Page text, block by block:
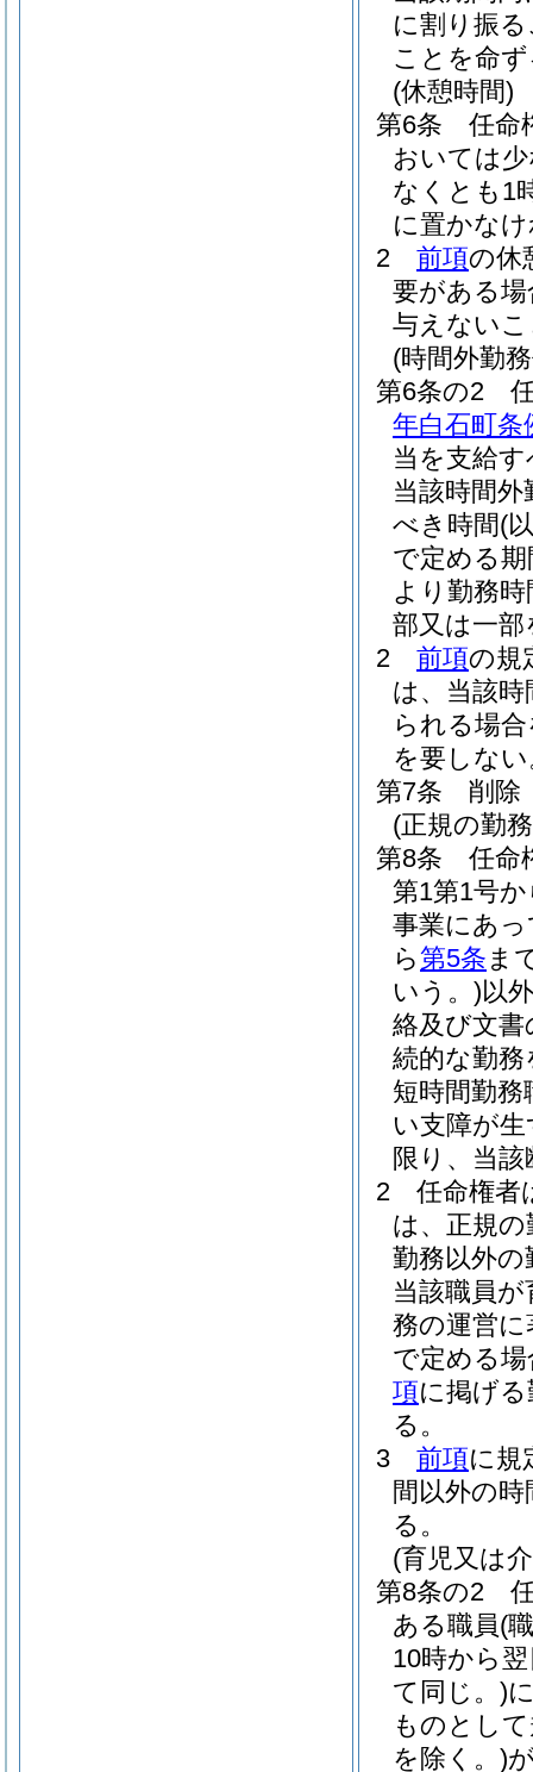
に割り振
ことを命
(休憩時間)
第6条
任命
おいては
なくとも1
に置かな
2
前項の休
要がある
与えない
(時間外勤
第6条の2
年白石町条
当を支給
当該時間
べき時間(
で定める
より勤務
部又は一
2
前項の規
は、当該
られる場
を要しな
第7条
削除
(正規の勤
第8条
任命
第1第1号
事業にあ
ら第5条 ま
いう。)以
絡及び文
続的な勤
短時間勤
い支障が
限り、当
2
任命権者
は、正規
勤務以外
当該職員
務の運営
で定める
項に掲げ
る。
3
前項に規
間以外の
る。
(育児又は
第8条の2
ある職員(
10時から
て同じ。)
ものとし
を除く。)